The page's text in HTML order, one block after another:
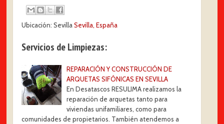
Ubicación: SevillaSevilla, España
Servicios de Limpiezas:
REPARACIÓN Y CONSTRUCCIÓN DE
ARQUETAS SIFÓNICAS EN SEVILLA
En Desatascos RESULIMA realizamos la
reparación de arquetas tanto para
viviendas unifamiliares, como para
comunidades de propietarios. También atendemos a